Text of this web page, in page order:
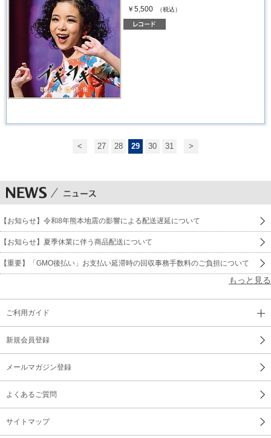
￥5,500
（税込）
< 27 28 29 30 31 >
【お知らせ】令和8年熊本地震の影響による配送遅延について
【お知らせ】夏季休業に伴う商品配送について
【重要】「GMO後払い」お支払い延滞時の回収事務手数料のご負担について
もっと見る
ご利用ガイド
新規会員登録
メールマガジン登録
よくあるご質問
サイトマップ